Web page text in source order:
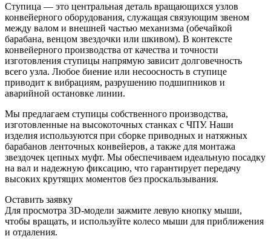
Ступица — это центральная деталь вращающихся узлов
конвейерного оборудования, служащая связующим звеном
между валом и внешней частью механизма (обечайкой
барабана, венцом звездочки или шкивом). В контексте
конвейерного производства от качества и точности
изготовления ступицы напрямую зависит долговечность
всего узла. Любое биение или несоосность в ступице
приводит к вибрациям, разрушению подшипников и
аварийной остановке линии.
Мы предлагаем ступицы собственного производства,
изготовленные на высокоточных станках с ЧПУ. Наши
изделия используются при сборке приводных и натяжных
барабанов ленточных конвейеров, а также для монтажа
звездочек цепных муфт. Мы обеспечиваем идеальную посадку
на вал и надежную фиксацию, что гарантирует передачу
высоких крутящих моментов без проскальзывания.
Оставить заявку
Для просмотра 3D-модели зажмите левую кнопку мыши,
чтобы вращать, и используйте колесо мыши для приближения
и отдаления.